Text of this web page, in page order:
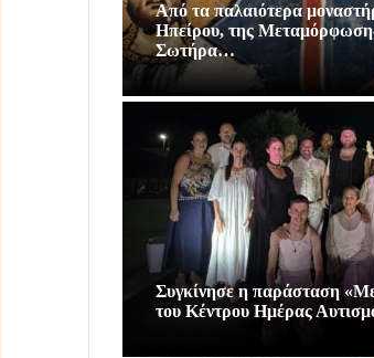
Από τα παλαιότερα
Ηπείρου, της
Σωτήρα…
Συγκίνησε η παράσταση
του Κέντρου Ημέρας